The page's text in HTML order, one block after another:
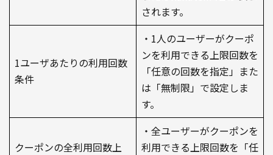
されます。
1ユーザあたりの利用回数
条件
・1人のユーザーがクーポ
ンを利用できる上限回数を
「任意の回数を指定」また
は「無制限」で設定しま
す。
クーポンの全利用回数上
・全ユーザーがクーポンを
利用できる上限回数を「任